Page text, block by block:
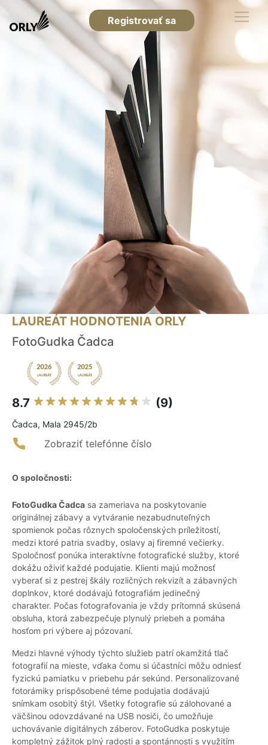
Registrovať sa
LAUREÁT HODNOTENIA ORLY
FotoGudka Čadca
8.7 (9)
Čadca, Mala 2945/2b
Zobraziť telefónne číslo
O spoločnosti:
FotoGudka Čadca sa zameriava na poskytovanie
originálnej zábavy a vytváranie nezabudnuteľných
spomienok počas rôznych spoločenských príležitostí,
medzi ktoré patria svadby, oslavy aj firemné večierky.
Spoločnosť ponúka interaktívne fotografické služby, ktoré
dokážu oživiť každé podujatie. Klienti majú možnosť
vyberať si z pestrej škály rozličných rekvizít a zábavných
doplnkov, ktoré dodávajú fotografiám jedinečný
charakter. Počas fotografovania je vždy prítomná skúsená
obsluha, ktorá zabezpečuje plynulý priebeh a pomáha
hosťom pri výbere aj pózovaní.
Medzi hlavné výhody týchto služieb patrí okamžitá tlač
fotografií na mieste, vďaka čomu si účastníci môžu odniesť
fyzickú pamiatku v priebehu pár sekúnd. Personalizované
fotorámiky prispôsobené téme podujatia dodávajú
snímkam osobitý štýl. Všetky fotografie sú zálohované a
väčšinou odovzdávané na USB nosiči, čo umožňuje
uchovávanie digitálnych záberov. FotoGudka poskytuje
kompletný zážitok plný radosti a spontánnosti s využitím